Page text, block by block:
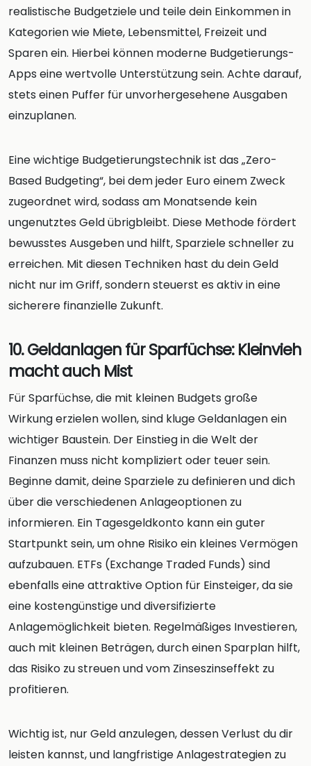
realistische Budgetziele und teile dein Einkommen in
Kategorien wie Miete, Lebensmittel, Freizeit und
Sparen ein. Hierbei können moderne Budgetierungs-
Apps eine wertvolle Unterstützung sein. Achte darauf,
stets einen Puffer für unvorhergesehene Ausgaben
einzuplanen.
Eine wichtige Budgetierungstechnik ist das „Zero-
Based Budgeting“, bei dem jeder Euro einem Zweck
zugeordnet wird, sodass am Monatsende kein
ungenutztes Geld übrigbleibt. Diese Methode fördert
bewusstes Ausgeben und hilft, Sparziele schneller zu
erreichen. Mit diesen Techniken hast du dein Geld
nicht nur im Griff, sondern steuerst es aktiv in eine
sicherere finanzielle Zukunft.
10. Geldanlagen für Sparfüchse: Kleinvieh
macht auch Mist
Für Sparfüchse, die mit kleinen Budgets große
Wirkung erzielen wollen, sind kluge Geldanlagen ein
wichtiger Baustein. Der Einstieg in die Welt der
Finanzen muss nicht kompliziert oder teuer sein.
Beginne damit, deine Sparziele zu definieren und dich
über die verschiedenen Anlageoptionen zu
informieren. Ein Tagesgeldkonto kann ein guter
Startpunkt sein, um ohne Risiko ein kleines Vermögen
aufzubauen. ETFs (Exchange Traded Funds) sind
ebenfalls eine attraktive Option für Einsteiger, da sie
eine kostengünstige und diversifizierte
Anlagemöglichkeit bieten. Regelmäßiges Investieren,
auch mit kleinen Beträgen, durch einen Sparplan hilft,
das Risiko zu streuen und vom Zinseszinseffekt zu
profitieren.
Wichtig ist, nur Geld anzulegen, dessen Verlust du dir
leisten kannst, und langfristige Anlagestrategien zu